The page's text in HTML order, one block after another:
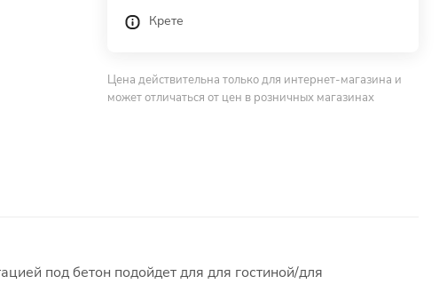
Крете
Цена действительна только для интернет-магазина и
может отличаться от цен в розничных магазинах
под бетон подойдет для для гостиной/для